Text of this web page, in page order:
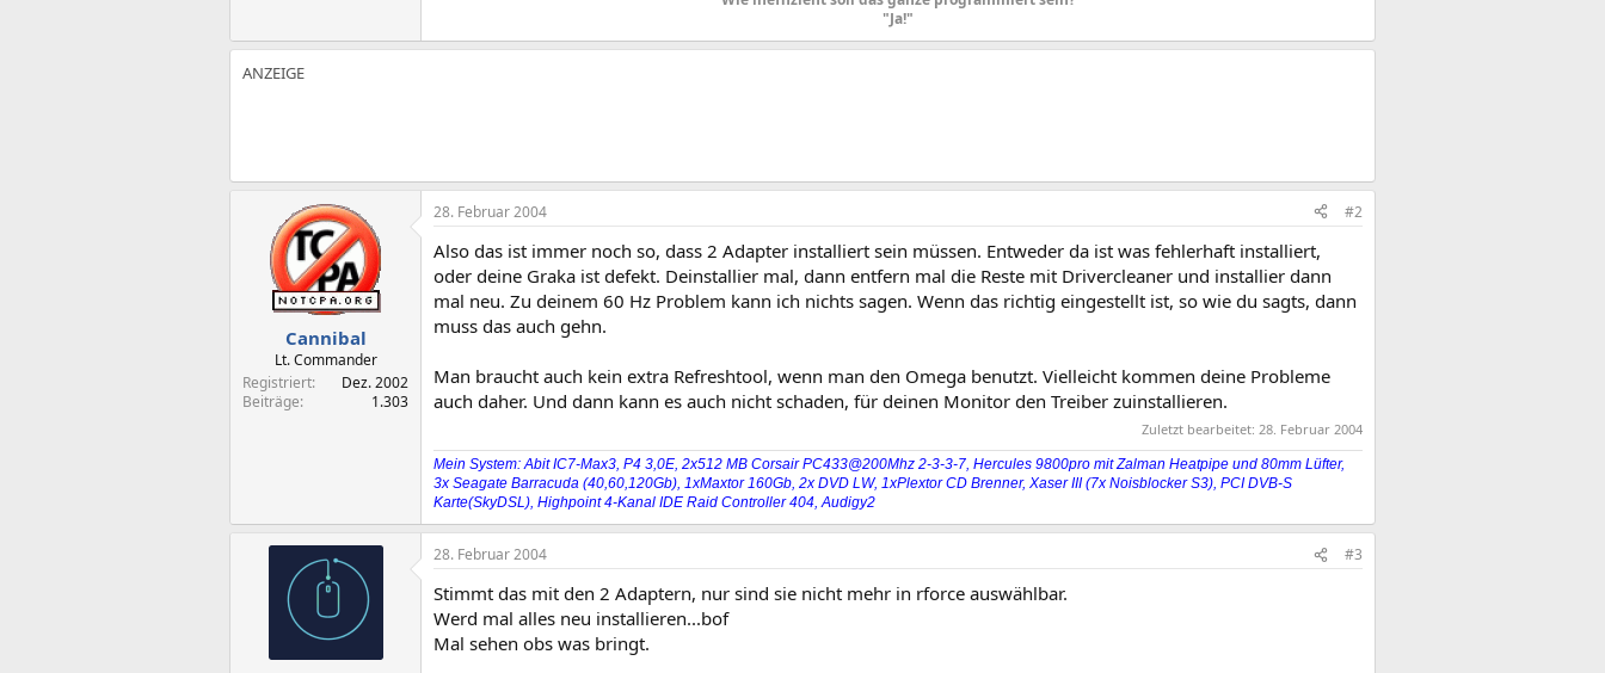
"Ja!"
Cannibal
Lt. Commander
Registriert
Dez. 2002
Beiträge
1.303
28. Februar 2004 #2
Also das ist immer noch so, dass 2 Adapter installiert sein müssen. Entweder da ist was fehlerhaft installiert,
oder deine Graka ist defekt. Deinstallier mal, dann entfern mal die Reste mit Drivercleaner und installier dann
mal neu. Zu deinem 60 Hz Problem kann ich nichts sagen. Wenn das richtig eingestellt ist, so wie du sagts, dann
muss das auch gehn.
Man braucht auch kein extra Refreshtool, wenn man den Omega benutzt. Vielleicht kommen deine Probleme
auch daher. Und dann kann es auch nicht schaden, für deinen Monitor den Treiber zuinstallieren.
Zuletzt bearbeitet: 28. Februar 2004
Mein System: Abit IC7-Max3, P4 3,0E, 2x512 MB Corsair PC433@200Mhz 2-3-3-7, Hercules 9800pro mit Zalman Heatpipe und 80mm Lüfter,
3x Seagate Barracuda (40,60,120Gb), 1xMaxtor 160Gb, 2x DVD LW, 1xPlextor CD Brenner, Xaser III (7x Noisblocker S3), PCI DVB-S
Karte(SkyDSL), Highpoint 4-Kanal IDE Raid Controller 404, Audigy2
28. Februar 2004 #3
Stimmt das mit den 2 Adaptern, nur sind sie nicht mehr in rforce auswählbar.
Werd mal alles neu installieren...bof
Mal sehen obs was bringt.